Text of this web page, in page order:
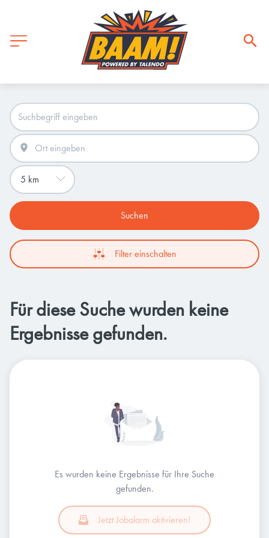
Suchen
Filter einschalten
Für diese Suche wurden keine
Ergebnisse gefunden.
Es wurden keine Ergebnisse für Ihre Suche
gefunden.
Jetzt Jobalarm aktivieren!